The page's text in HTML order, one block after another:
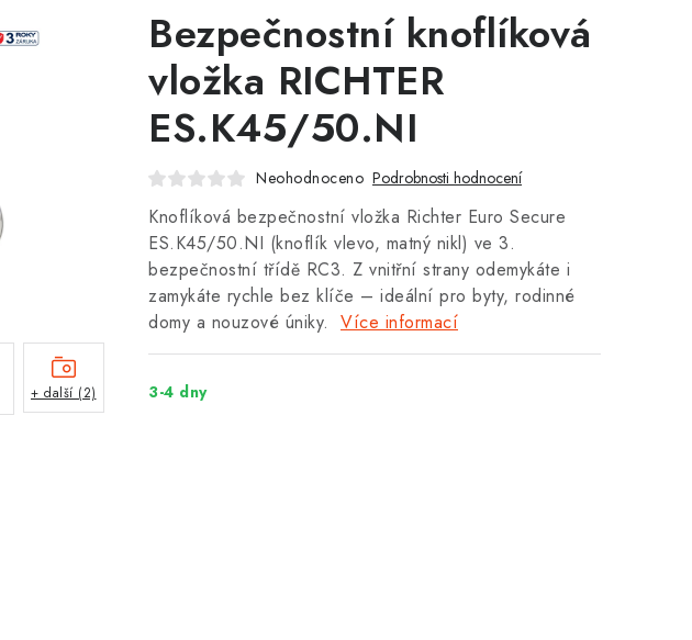
Bezpečnostní knoflíková
vložka RICHTER
ES.K45/50.NI
Neohodnoceno Podrobnosti hodnocení
Knoflíková bezpečnostní vložka Richter Euro Secure
ES.K45/50.NI (knoflík vlevo, matný nikl) ve 3.
bezpečnostní třídě RC3. Z vnitřní strany odemykáte i
zamykáte rychle bez klíče – ideální pro byty, rodinné
domy a nouzové úniky. Více informací
3-4 dny
+ další (2)